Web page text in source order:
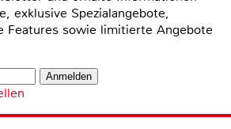
exklusive Spezialangebote,
Features sowie limitierte Angebote